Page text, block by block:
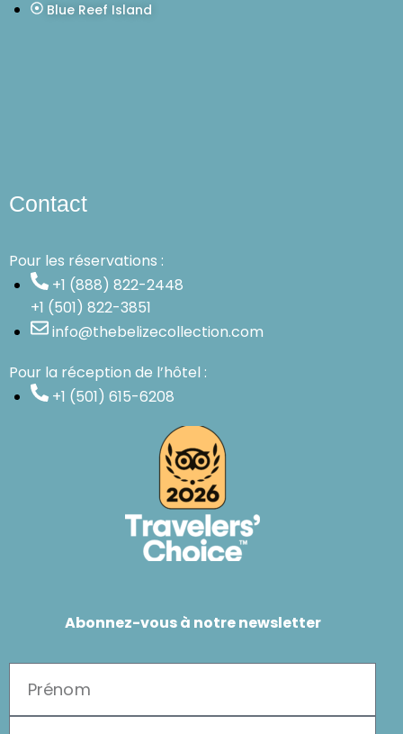
Blue Reef Island
Contact
Pour les réservations :
+1 (888) 822-2448
+1 (501) 822-3851
info@thebelizecollection.com
Pour la réception de l’hôtel :
+1 (501) 615-6208
Abonnez-vous à notre newsletter